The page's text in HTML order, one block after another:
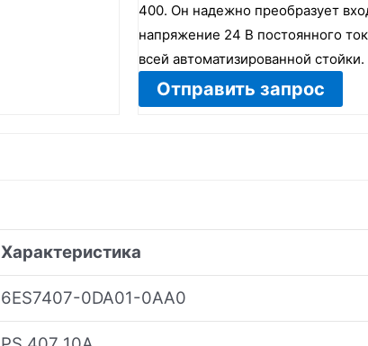
400. Он надежно преобразует
напряжение 24 В постоянного
всей автоматизированной стойки.
Отправить запрос
Характеристика
6ES7407-0DA01-0AA0